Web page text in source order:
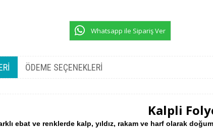
Whatsapp ile Sipariş Ver
ÖDEME SEÇENEKLERI
Kalpli
ebat ve renklerde kalp, yıldız, rakam ve harf olarak